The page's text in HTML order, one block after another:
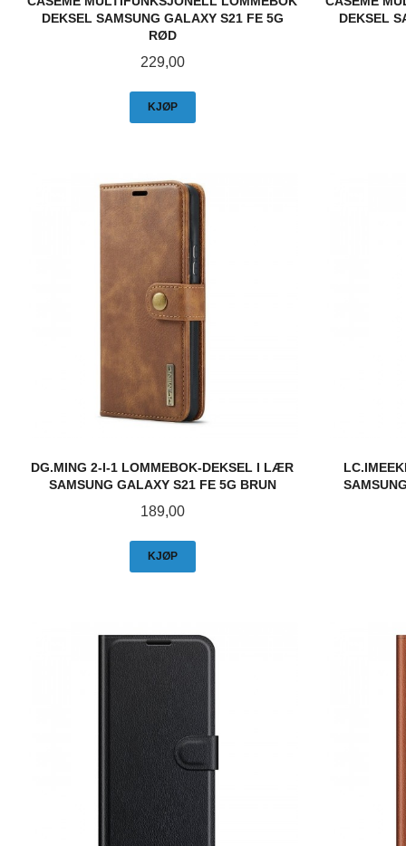
DEKSEL SAMSUNG GALAXY S21 FE 5G
RØD
Pris
229,00
KJØP
DEKSEL
DG.MING 2-I-1 LOMMEBOK-DEKSEL I LÆR
SAMSUNG GALAXY S21 FE 5G BRUN
Pris
189,00
KJØP